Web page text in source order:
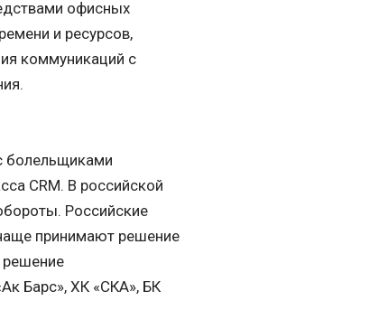
офисных
и ресурсов,
коммуникаций с
болельщиками
CRM. В российской
Российские
принимают решение
решение
Барс», ХК «СКА», БК